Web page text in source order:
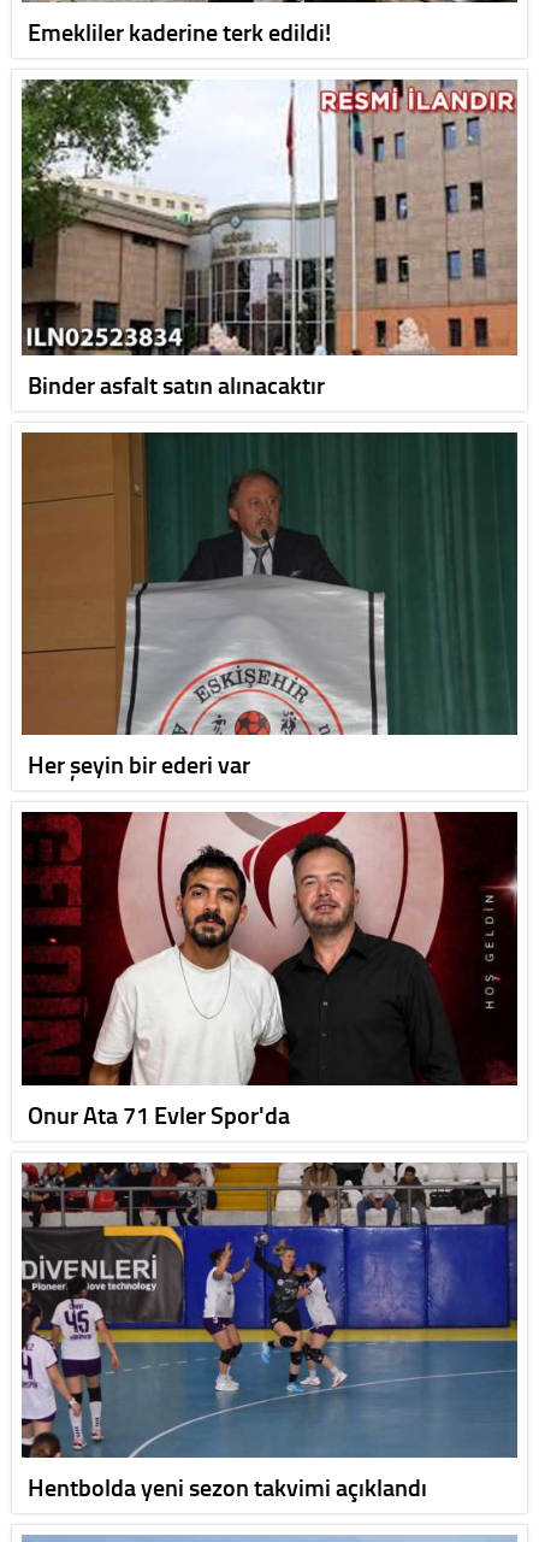
Emekliler kaderine terk edildi!
Binder asfalt satın alınacaktır
Her şeyin bir ederi var
Onur Ata 71 Evler Spor'da
Hentbolda yeni sezon takvimi açıklandı